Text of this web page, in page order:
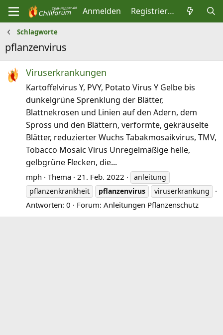
Anmelden Registrieren
Schlagworte
pflanzenvirus
Viruserkrankungen
Kartoffelvirus Y, PVY, Potato Virus Y Gelbe bis
dunkelgrüne Sprenklung der Blätter,
Blattnekrosen und Linien auf den Adern, dem
Spross und den Blättern, verformte, gekräuselte
Blätter, reduzierter Wuchs Tabakmosaikvirus, TMV,
Tobacco Mosaic Virus Unregelmäßige helle,
gelbgrüne Flecken, die...
mph Thema 21. Feb. 2022
anleitung
pflanzenkrankheit
pflanzenvirus viruserkrankung
Antworten: 0 Forum: Anleitungen Pflanzenschutz